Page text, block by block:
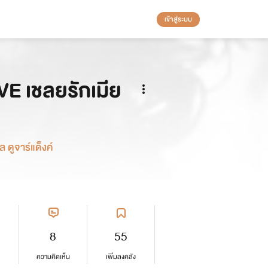
เข้าสู่ระบบ
เชลยรักเมีย
ไร่ แอนนา เบ็ล ดูจาร์แด็งค์
8
ความคิดเห็น
55
เพิ่มลงคลัง